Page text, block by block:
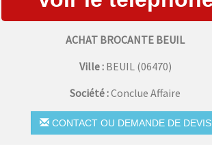
ACHAT BROCANTE BEUIL
Ville : BEUIL (06470)
Société :Conclue Affaire
CONTACT OU DEMANDE DE DEVIS